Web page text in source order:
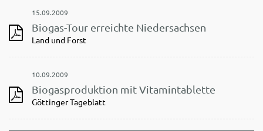
15.09.2009
Biogas-Tour erreichte Niedersachsen
Land und Forst
10.09.2009
Biogasproduktion mit Vitamintablette
Göttinger Tageblatt